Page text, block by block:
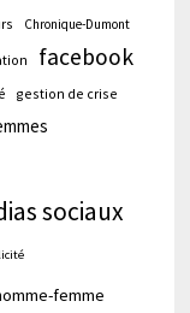
Chronique-Dumont
facebook
gestion de crise
sociaux
femme